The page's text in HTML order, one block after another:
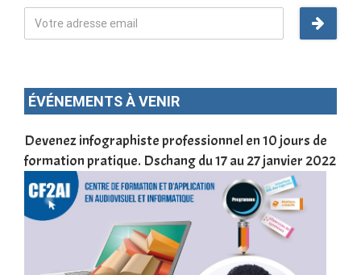
ÉVÉNEMENTS À VENIR
Devenez infographiste professionnel en 10 jours de
formation pratique. Dschang du 17 au 27 janvier 2022